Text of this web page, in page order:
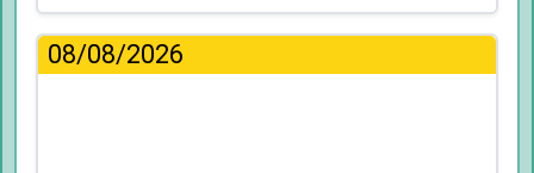
08/08/2026